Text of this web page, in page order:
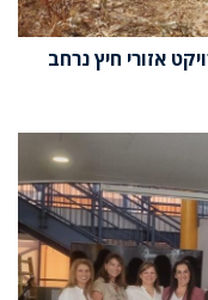
אזורי חיץ נרחב